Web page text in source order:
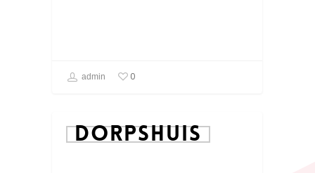
admin 0
DORPSHUIS